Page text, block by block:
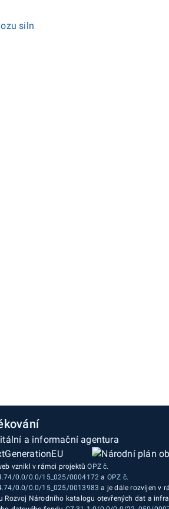
siln
vznikl v rámci projektůOPZ č.
0.0/0.0/15_025/0004172 a OPZ č.
0.0/0.0/15_025/0013983 a je dále rozvíjen v
Rozvoj Národního katalogu otevřených dat a